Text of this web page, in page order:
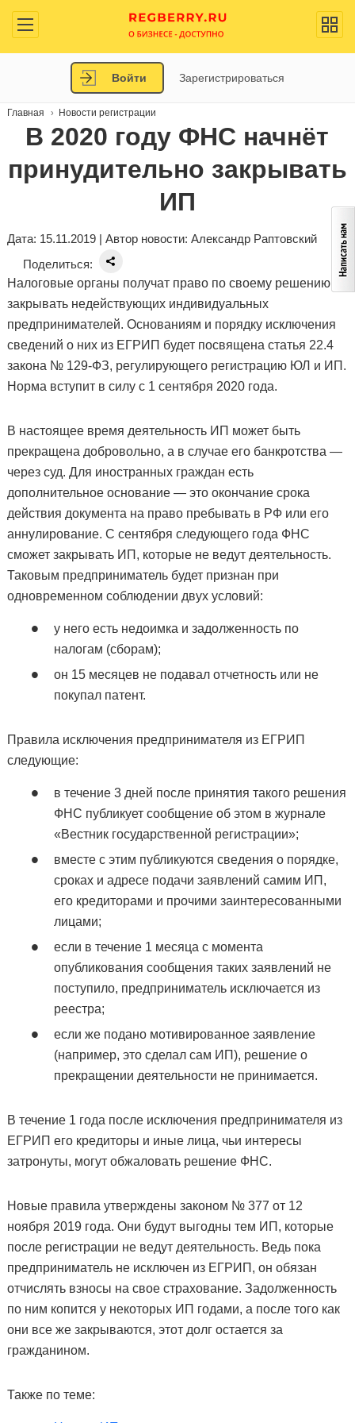
Войти Зарегистрироваться
Главная Новости регистрации
В 2020 году ФНС начнёт
принудительно закрывать
ИП
Дата: 15.11.2019 | Автор новости: Александр Раптовский
Поделиться:
Налоговые органы получат право по своему решению
закрывать недействующих индивидуальных
предпринимателей. Основаниям и порядку исключения
сведений о них из ЕГРИП будет посвящена статья 22.4
закона № 129-ФЗ, регулирующего регистрацию ЮЛ и ИП.
Норма вступит в силу с 1 сентября 2020 года.
В настоящее время деятельность ИП может быть
прекращена добровольно, а в случае его банкротства —
через суд. Для иностранных граждан есть
дополнительное основание — это окончание срока
действия документа на право пребывать в РФ или его
аннулирование. С сентября следующего года ФНС
сможет закрывать ИП, которые не ведут деятельность.
Таковым предприниматель будет признан при
одновременном соблюдении двух условий:
у него есть недоимка и задолженность по
налогам (сборам);
он 15 месяцев не подавал отчетность или не
покупал патент.
Правила исключения предпринимателя из ЕГРИП
следующие:
в течение 3 дней после принятия такого решения
ФНС публикует сообщение об этом в журнале
«Вестник государственной регистрации»;
вместе с этим публикуются сведения о порядке,
сроках и адресе подачи заявлений самим ИП,
его кредиторами и прочими заинтересованными
лицами;
если в течение 1 месяца с момента
опубликования сообщения таких заявлений не
поступило, предприниматель исключается из
реестра;
если же подано мотивированное заявление
(например, это сделал сам ИП), решение о
прекращении деятельности не принимается.
В течение 1 года после исключения предпринимателя из
ЕГРИП его кредиторы и иные лица, чьи интересы
затронуты, могут обжаловать решение ФНС.
Новые правила утверждены законом № 377 от 12
ноября 2019 года. Они будут выгодны тем ИП, которые
после регистрации не ведут деятельность. Ведь пока
предприниматель не исключен из ЕГРИП, он обязан
отчислять взносы на свое страхование. Задолженность
по ним копится у некоторых ИП годами, а после того как
они все же закрываются, этот долг остается за
гражданином.
Также по теме: